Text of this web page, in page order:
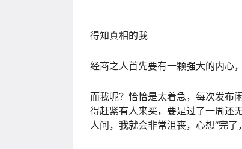
得知真相的我
经商之人首先要有一颗强大的内心，
而我呢？恰恰是太着急，每次发布
得赶紧有人来买，要是过了一周还
人问，我就会非常沮丧，心想“完了